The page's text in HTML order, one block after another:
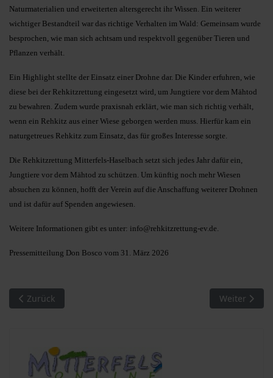
Naturmaterialien und erweiterten altersgerecht ihr Wissen. Ein weiterer
wichtiger Bestandteil war das richtige Verhalten im Wald: Gemeinsam wurde
besprochen, wie man sich achtsam und respektvoll gegenüber Tieren und
Pflanzen verhält.
Ein Highlight stellte der Einsatz einer Drohne dar. Die Kinder erfuhren, wie
diese bei der Rehkitzrettung eingesetzt wird, um Jungtiere vor dem Mähtod
zu bewahren. Zudem wurde praxisnah erklärt, wie man sich richtig verhält,
wenn ein Rehkitz aus einer Wiese geborgen werden muss. Hierfür kam ein
naturgetreues Rehkitz zum Einsatz, das für großes Interesse sorgte.
Die Rehkitzrettung Mitterfels-Haselbach setzt sich jedes Jahr dafür ein,
Jungtiere vor dem Mähtod zu schützen. Um künftig noch mehr Wiesen
absuchen zu können, hofft der Verein auf die Anschaffung weiterer Drohnen
und ist dafür auf Spenden angewiesen.
Weitere Informationen gibt es unter: info@rehkitzrettung-ev.de
Pressemitteilung Don Bosco vom 31. März 2026
Vorheriger Beitrag: Mitterfels. Licht in der Osternacht …
Zurück Nächster
Weiter